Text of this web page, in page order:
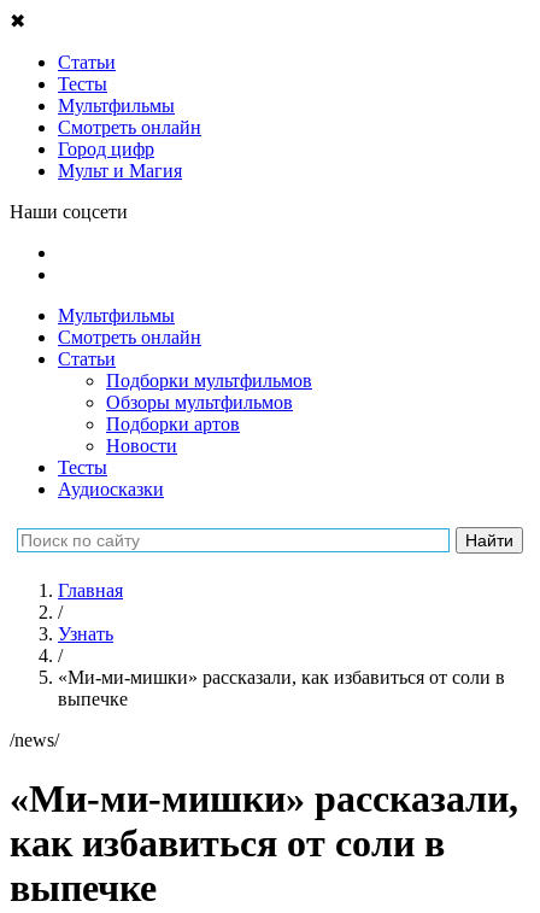
✖
Статьи
Тесты
Мультфильмы
Смотреть онлайн
Город цифр
Мульт и Магия
Наши соцсети
Мультфильмы
Смотреть онлайн
Статьи
Подборки мультфильмов
Обзоры мультфильмов
Подборки артов
Новости
Тесты
Аудиосказки
Главная
/
Узнать
/
«Ми-ми-мишки» рассказали, как избавиться от соли в
выпечке
/news/
«Ми-ми-мишки» рассказали,
как избавиться от соли в
выпечке